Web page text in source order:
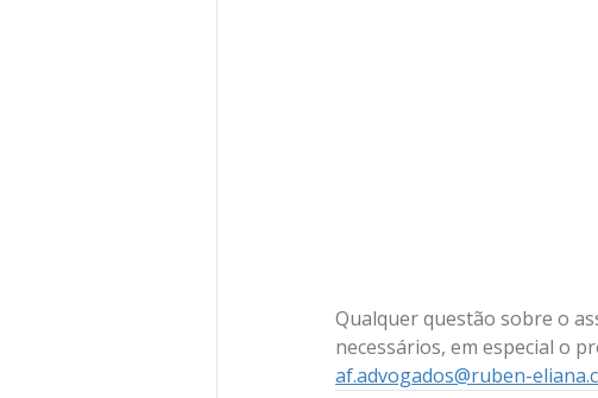
Qualquer questão sobre o
necessários, em especial o
af.advogados@ruben-